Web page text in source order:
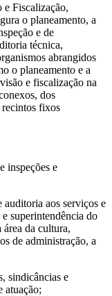
e Fiscalização,
o planeamento, a
e de
técnica,
abrangidos
o planeamento e a
e fiscalização na
dos
recintos fixos
inspeções e
auditoria aos serviços e
superintendência do
da cultura,
de administração, a
sindicâncias e
atuação;